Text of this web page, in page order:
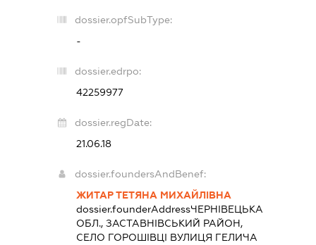
dossier.opfSubType:
-
dossier.edrpo:
42259977
dossier.regDate:
21.06.18
dossier.foundersAndBenef:
ЖИТАР ТЕТЯНА МИХАЙЛІВНА
dossier.founderAddressЧЕРНІВЕЦЬКА
ОБЛ., ЗАСТАВНІВСЬКИЙ РАЙОН,
СЕЛО ГОРОШІВЦІ ВУЛИЦЯ ГЕЛИЧА